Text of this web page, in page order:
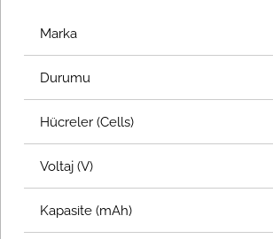
Marka
Durumu
Hücreler (Cells)
Voltaj (V)
Kapasite (mAh)